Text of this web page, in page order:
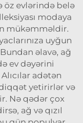
öz evlərində belə
modaya
mükəmməldir.
uyğun
əlavə, ağ
ev dəyərini
adətən
yetirirlər və
Nə qədər çox
ağ və qızıl